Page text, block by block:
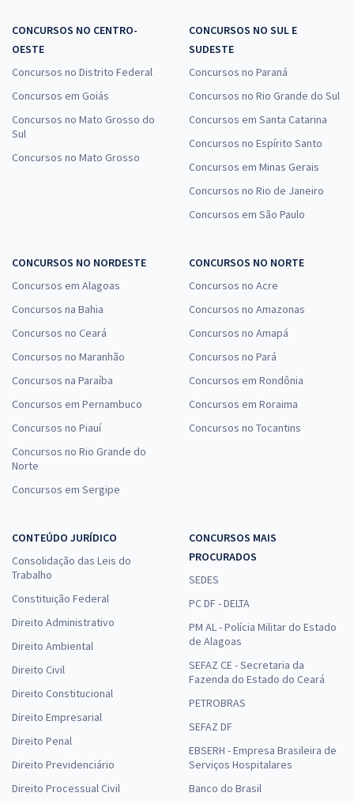
CONCURSOS NO CENTRO-
OESTE
Concursos no Distrito Federal
Concursos em Goiás
Concursos no Mato Grosso do
Sul
Concursos no Mato Grosso
CONCURSOS NO SUL E
SUDESTE
Concursos no Paraná
Concursos no Rio Grande do Sul
Concursos em Santa Catarina
Concursos no Espírito Santo
Concursos em Minas Gerais
Concursos no Rio de Janeiro
Concursos em São Paulo
CONCURSOS NO NORDESTE
Concursos em Alagoas
Concursos na Bahia
Concursos no Ceará
Concursos no Maranhão
Concursos na Paraíba
Concursos em Pernambuco
Concursos no Piauí
Concursos no Rio Grande do
Norte
Concursos em Sergipe
CONCURSOS NO NORTE
Concursos no Acre
Concursos no Amazonas
Concursos no Amapá
Concursos no Pará
Concursos em Rondônia
Concursos em Roraima
Concursos no Tocantins
CONTEÚDO JURÍDICO
Consolidação das Leis do
Trabalho
Constituição Federal
Direito Administrativo
Direito Ambiental
Direito Civil
Direito Constitucional
Direito Empresarial
Direito Penal
Direito Previdenciário
Direito Processual Civil
CONCURSOS MAIS
PROCURADOS
SEDES
PC DF - DELTA
PM AL - Polícia Militar do Estado
de Alagoas
SEFAZ CE - Secretaria da
Fazenda do Estado do Ceará
PETROBRAS
SEFAZ DF
EBSERH - Empresa Brasileira de
Serviços Hospitalares
Banco do Brasil